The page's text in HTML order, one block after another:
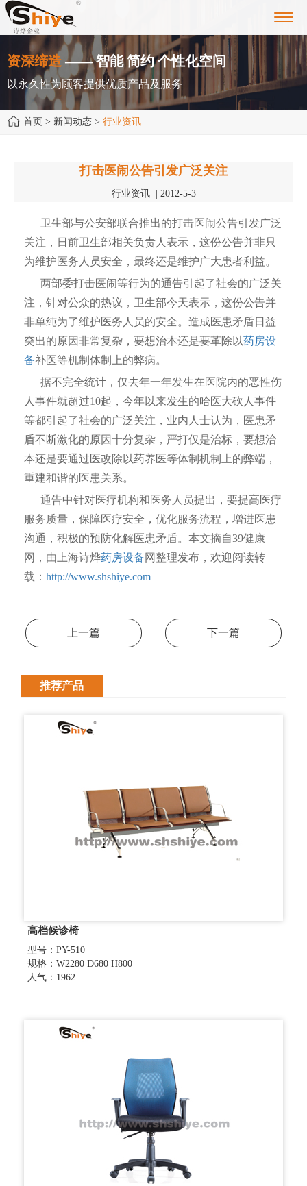
资深缔造 —— 智能 简约 个性化空间
以永久性为顾客提供优质产品及服务
首页 > 新闻动态 > 行业资讯
打击医闹公告引发广泛关注
行业资讯 | 2012-5-3
卫生部与公安部联合推出的打击医闹公告引发广泛
关注，日前卫生部相关负责人表示，这份公告并非只
为维护医务人员安全，最终还是维护广大患者利益。
两部委打击医闹等行为的通告引起了社会的广泛关
注，针对公众的热议，卫生部今天表示，这份公告并
非单纯为了维护医务人员的安全。造成医患矛盾日益
突出的原因非常复杂，要想治本还是要革除以药房设
备补医等机制体制上的弊病。
据不完全统计，仅去年一年发生在医院内的恶性伤
人事件就超过10起，今年以来发生的哈医大砍人事件
等都引起了社会的广泛关注，业内人士认为，医患矛
盾不断激化的原因十分复杂，严打仅是治标，要想治
本还是要通过医改除以药养医等体制机制上的弊端，
重建和谐的医患关系。
通告中针对医疗机构和医务人员提出，要提高医疗
服务质量，保障医疗安全，优化服务流程，增进医患
沟通，积极的预防化解医患矛盾。本文摘自39健康
网，由上海诗烨药房设备网整理发布，欢迎阅读转
载： http://www.shshiye.com
上一篇 下一篇
推荐产品
高档候诊椅
型号：PY-510
规格：W2280 D680 H800
人气：1962